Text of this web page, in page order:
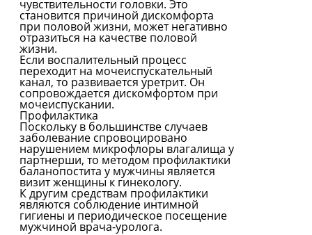
чувствительности головки. Это
становится причиной дискомфорта
при половой жизни, может негативно
отразиться на качестве половой
жизни.
Если воспалительный процесс
переходит на мочеиспускательный
канал, то развивается уретрит. Он
сопровождается дискомфортом при
мочеиспускании.
Профилактика
Поскольку в большинстве случаев
заболевание спровоцировано
нарушением микрофлоры влагалища у
партнерши, то методом профилактики
баланопостита у мужчины является
визит женщины к гинекологу.
К другим средствам профилактики
являются соблюдение интимной
гигиены и периодическое посещение
мужчиной врача-уролога.